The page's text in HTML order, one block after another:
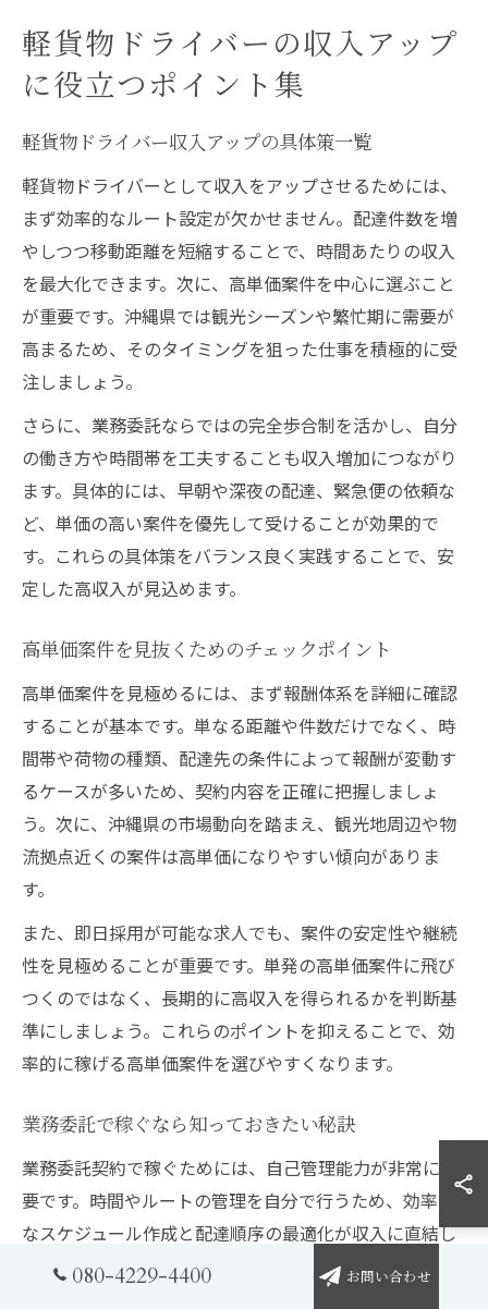
軽貨物ドライバーの収入アップ
に役立つポイント集
軽貨物ドライバー収入アップの具体策一覧
軽貨物ドライバーとして収入をアップさせるためには、
まず効率的なルート設定が欠かせません。配達件数を増
やしつつ移動距離を短縮することで、時間あたりの収入
を最大化できます。次に、高単価案件を中心に選ぶこと
が重要です。沖縄県では観光シーズンや繁忙期に需要が
高まるため、そのタイミングを狙った仕事を積極的に受
注しましょう。
さらに、業務委託ならではの完全歩合制を活かし、自分
の働き方や時間帯を工夫することも収入増加につながり
ます。具体的には、早朝や深夜の配達、緊急便の依頼な
ど、単価の高い案件を優先して受けることが効果的で
す。これらの具体策をバランス良く実践することで、安
定した高収入が見込めます。
高単価案件を見抜くためのチェックポイント
高単価案件を見極めるには、まず報酬体系を詳細に確認
することが基本です。単なる距離や件数だけでなく、時
間帯や荷物の種類、配達先の条件によって報酬が変動す
るケースが多いため、契約内容を正確に把握しましょ
う。次に、沖縄県の市場動向を踏まえ、観光地周辺や物
流拠点近くの案件は高単価になりやすい傾向がありま
す。
また、即日採用が可能な求人でも、案件の安定性や継続
性を見極めることが重要です。単発の高単価案件に飛び
つくのではなく、長期的に高収入を得られるかを判断基
準にしましょう。これらのポイントを抑えることで、効
率的に稼げる高単価案件を選びやすくなります。
業務委託で稼ぐなら知っておきたい秘訣
業務委託契約で稼ぐためには、自己管理能力が非常に重
要です。時間やルートの管理を自分で行うため、効率的
なスケジュール作成と配達順序の最適化が収入に直結し
ます。さらに、軽貨物の宅配配達は単純作業でありなが
080-4229-4400 お問い合わせ